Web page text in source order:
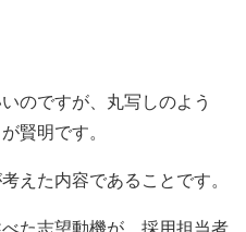
のですが、丸写しのよう
賢明です。
えた内容であることです。
た志望動機が、採用担当者